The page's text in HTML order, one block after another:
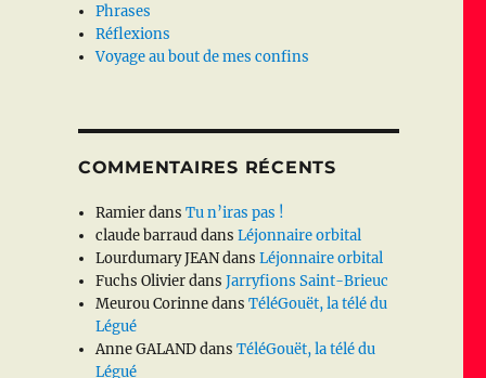
Phrases
Réflexions
Voyage au bout de mes confins
COMMENTAIRES RÉCENTS
RamierdansTu n’iras pas !
claude barrauddansLéjonnaire orbital
Lourdumary JEANdansLéjonnaire orbital
Fuchs OlivierdansJarryfions Saint-Brieuc
Meurou CorinnedansTéléGouët, la télé du
Légué
Anne GALANDdansTéléGouët, la télé du
Légué